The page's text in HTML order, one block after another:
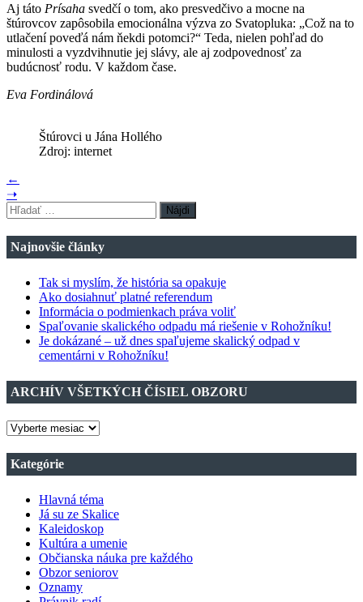
Aj táto Prísaha svedčí o tom, ako presvedčivo a mocne na
štúrovcov zapôsobila emocionálna výzva zo Svatopluka: „Což na to
utlačení poveďá nám ňekdi potomci?“ Teda, nielen pohľad do
minulosti a vyzdvihnutie jej slávy, ale aj zodpovednosť za
budúcnosť rodu. V každom čase.
Eva Fordinálová
Štúrovci u Jána Hollého
Zdroj: internet
←
➝
Hľadať:
Najnovšie články
Tak si myslím, že história sa opakuje
Ako dosiahnuť platné referendum
Informácia o podmienkach práva voliť
Spaľovanie skalického odpadu má riešenie v Rohožníku!
Je dokázané – už dnes spaľujeme skalický odpad v
cementárni v Rohožníku!
ARCHÍV VŠETKÝCH ČÍSIEL OBZORU
ARCHÍV
ČÍSIEL
OBZORU
Kategórie
Hlavná téma
Já su ze Skalice
Kaleidoskop
Kultúra a umenie
Občianska náuka pre každého
Obzor seniorov
Oznamy